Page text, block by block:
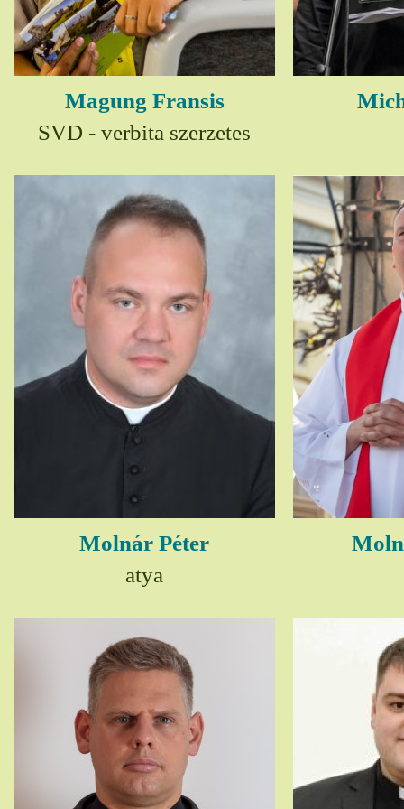
Magung Fransis
SVD - verbita szerzetes
Molnár Péter
atya